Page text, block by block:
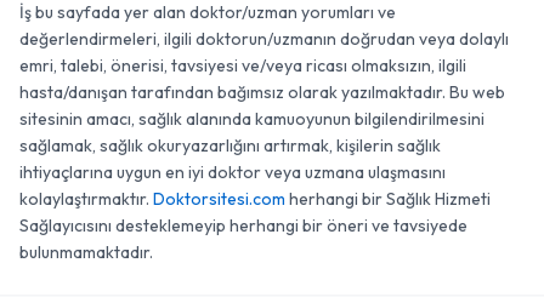
İş bu sayfada yer alan doktor/uzman yorumları ve
değerlendirmeleri, ilgili doktorun/uzmanın doğrudan veya dolaylı
emri, talebi, önerisi, tavsiyesi ve/veya ricası olmaksızın, ilgili
hasta/danışan tarafından bağımsız olarak yazılmaktadır. Bu web
sitesinin amacı, sağlık alanında kamuoyunun bilgilendirilmesini
sağlamak, sağlık okuryazarlığını artırmak, kişilerin sağlık
ihtiyaçlarına uygun en iyi doktor veya uzmana ulaşmasını
kolaylaştırmaktır. Doktorsitesi.com herhangi bir Sağlık Hizmeti
Sağlayıcısını desteklemeyip herhangi bir öneri ve tavsiyede
bulunmamaktadır.